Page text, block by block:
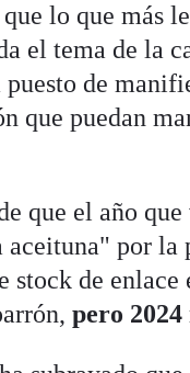
lo que más
el tema de la
de
que puedan
que el año
aceituna" por
de
pero 2024